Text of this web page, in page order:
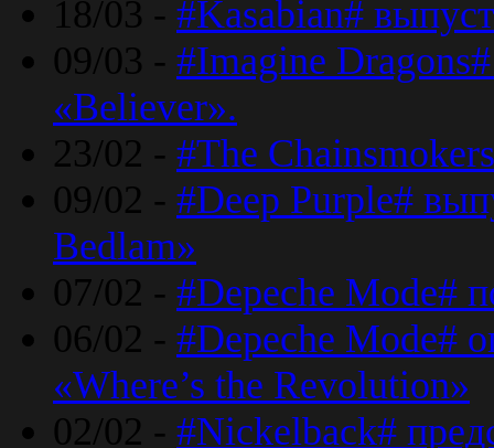
18/03 - #Kasabian#
09/03 - #Imagine
«Believer».
23/02 - #The
09/02 - #Deep Purple#
Bedlam»
07/02 - #Depeche Mode#
06/02 - #Depeche Mode#
«Where’s the Revolution»
02/02 - #Nickelback#